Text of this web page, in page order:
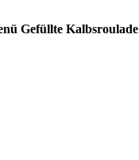
Gefüllte Kalbsroulade